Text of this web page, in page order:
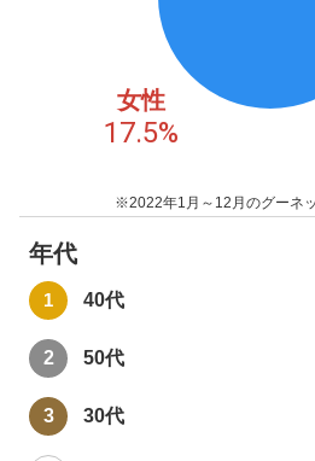
女性
17.5%
※2022年1月～12月のグーネ
年代
40代
50代
30代